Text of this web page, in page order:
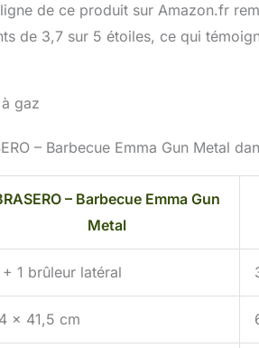
de ce produit sur Amazon.fr
de 3,7 sur 5 étoiles, ce qui
gaz
– Barbecue Emma Gun Metal
– Barbecue Emma Gun
Metal
1 brûleur latéral
x 41,5 cm